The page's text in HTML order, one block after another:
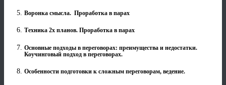
Воронка смысла. Проработка в парах
Техника 2х планов. Проработка в парах
Основные подходы в переговорах: преимущества и недостатки.
Коучинговый подход в переговорах.
Особенности подготовки к сложным переговорам, ведение.